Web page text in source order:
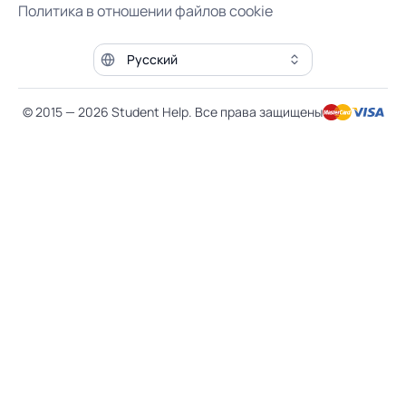
Политика в отношении файлов cookie
Язык сайта
© 2015 — 2026 Student Help. Все права защищены